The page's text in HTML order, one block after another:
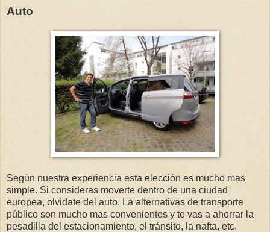
Auto
Según nuestra experiencia esta elección es mucho mas
simple. Si consideras moverte dentro de una ciudad
europea, olvidate del auto. La alternativas de transporte
público son mucho mas convenientes y te vas a ahorrar la
pesadilla del estacionamiento, el tránsito, la nafta, etc.